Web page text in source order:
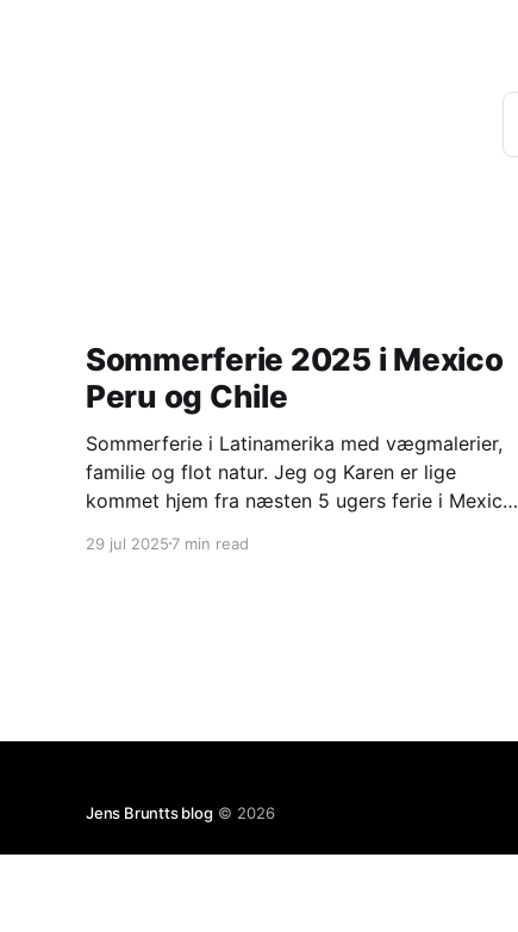
Sommerferie 2025 i Mexico
Peru og Chile
Sommerferie i Latinamerika med vægmalerier,
familie og flot natur. Jeg og Karen er lige
kommet hjem fra næsten 5 ugers ferie i Mexico,
Frederikke og Mads Frederikke har været i
29 jul 2025 7 min read
Jens Bruntts blog© 2026